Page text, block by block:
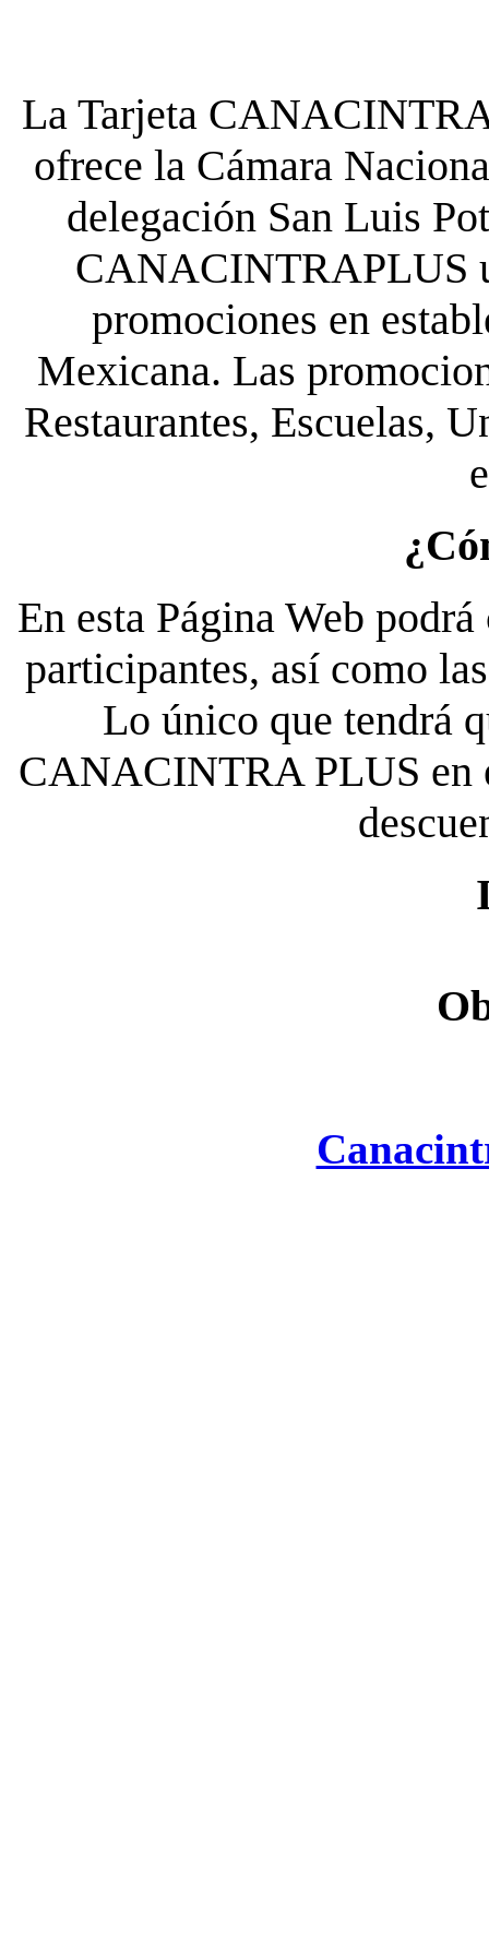
La Tarjeta
ofrece la Cámara
delegación San Luis
CANACINTRAPLUS
promociones en
Mexicana. Las
Restaurantes, Escuelas,
En esta Página Web
participantes, así como
Lo único que tendrá
CANACINTRA PLUS en